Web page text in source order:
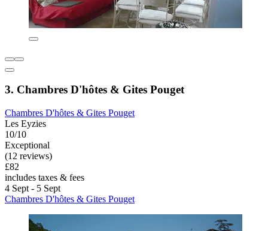
3. Chambres D'hôtes & Gites Pouget
Chambres D'hôtes & Gites Pouget
Les Eyzies
10/10
Exceptional
(12 reviews)
£82
includes taxes & fees
4 Sept - 5 Sept
Chambres D'hôtes & Gites Pouget